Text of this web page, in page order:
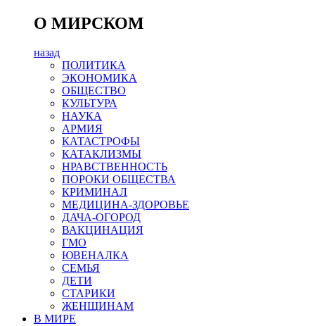
О МИРСКОМ
назад
ПОЛИТИКА
ЭКОНОМИКА
ОБЩЕСТВО
КУЛЬТУРА
НАУКА
АРМИЯ
КАТАСТРОФЫ
КАТАКЛИЗМЫ
НРАВСТВЕННОСТЬ
ПОРОКИ ОБЩЕСТВА
КРИМИНАЛ
МЕДИЦИНА-ЗДОРОВЬЕ
ДАЧА-ОГОРОД
ВАКЦИНАЦИЯ
ГМО
ЮВЕНАЛКА
СЕМЬЯ
ДЕТИ
СТАРИКИ
ЖЕНЩИНАМ
В МИРЕ